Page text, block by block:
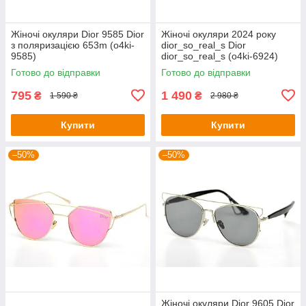
Жіночі окуляри Dior 9585 Dior
з поляризацією 653m (o4ki-
9585)
Готово до відправки
795 ₴ 1 590 ₴
Купити
Жіночі окуляри 2024 року
dior_so_real_s Dior
dior_so_real_s (o4ki-6924)
Готово до відправки
1 490 ₴ 2 980 ₴
Купити
–50% –50%
Жіночі окуляри Dior 9605 Dior